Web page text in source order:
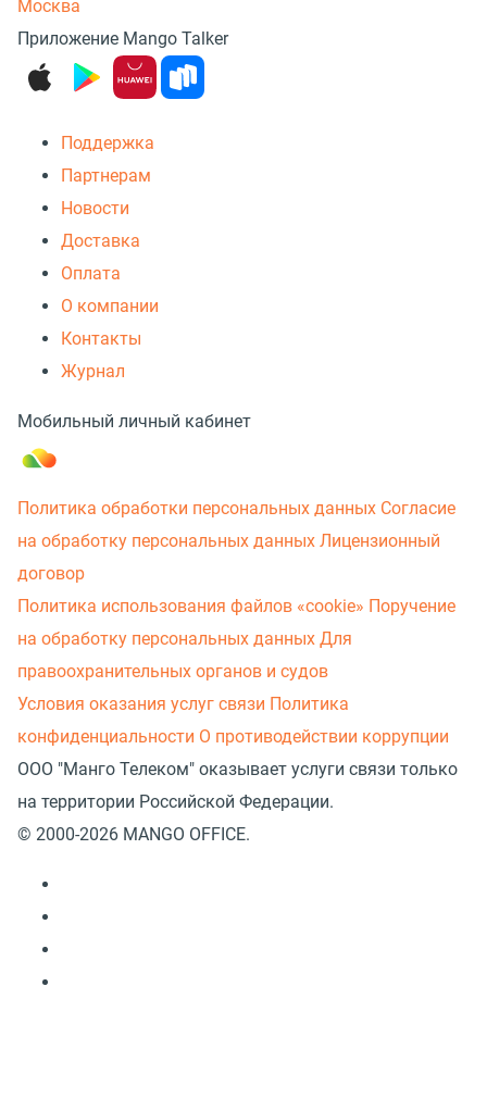
Москва
Приложение Mango Talker
Поддержка
Партнерам
Новости
Доставка
Оплата
О компании
Контакты
Журнал
Мобильный личный кабинет
Политика обработки персональных данных Согласие
на обработку персональных данных Лицензионный
договор
Политика использования файлов «cookie» Поручение
на обработку персональных данных Для
правоохранительных органов и судов
Условия оказания услуг связи Политика
конфиденциальности О противодействии коррупции
ООО "Манго Телеком" оказывает услуги связи только
на территории Российской Федерации.
© 2000-2026 MANGO OFFICE.